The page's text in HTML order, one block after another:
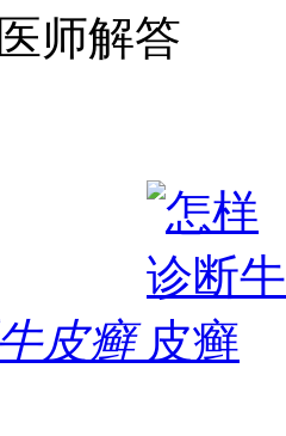
师解答
皮癣